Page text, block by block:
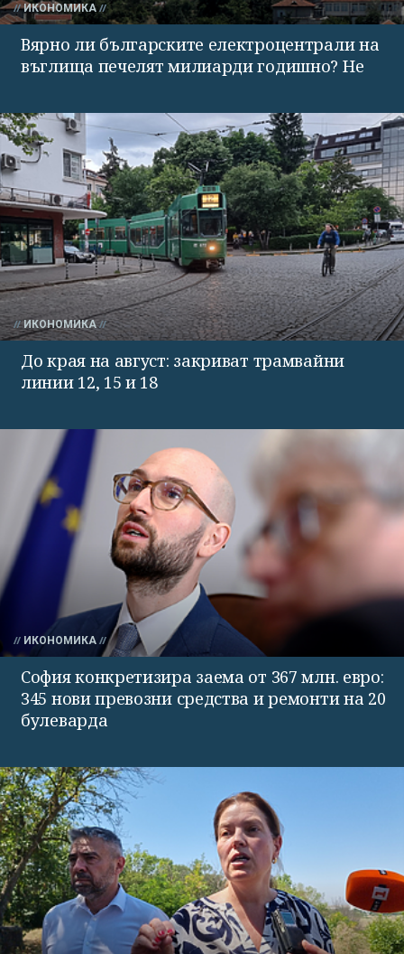
ИКОНОМИКА
Вярно ли българските електроцентрали на
въглища печелят милиарди годишно? Не
ИКОНОМИКА
До края на август: закриват трамвайни
линии 12, 15 и 18
ИКОНОМИКА
София конкретизира заема от 367 млн. евро:
345 нови превозни средства и ремонти на 20
булеварда